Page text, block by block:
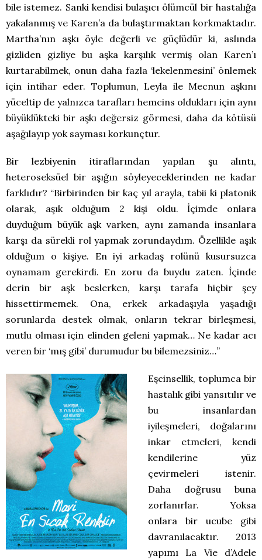
bile istemez. Sanki kendisi bulaşıcı ölümcül bir hastalığa
yakalanmış ve Karen’a da bulaştırmaktan korkmaktadır.
Martha’nın aşkı öyle değerli ve güçlüdür ki, aslında
gizliden gizliye bu aşka karşılık vermiş olan Karen’ı
kurtarabilmek, onun daha fazla ‘lekelenmesini’ önlemek
için intihar eder. Toplumun, Leyla ile Mecnun aşkını
yüceltip de yalnızca tarafları hemcins oldukları için aynı
büyüklükteki bir aşkı değersiz görmesi, daha da kötüsü
aşağılayıp yok sayması korkunçtur.
Bir lezbiyenin itiraflarından yapılan şu alıntı,
heteroseksüel bir aşığın söyleyeceklerinden ne kadar
farklıdır? “Birbirinden bir kaç yıl arayla, tabii ki platonik
olarak, aşık olduğum 2 kişi oldu. İçimde onlara
duyduğum büyük aşk varken, aynı zamanda insanlara
karşı da sürekli rol yapmak zorundaydım. Özellikle aşık
olduğum o kişiye. En iyi arkadaş rolünü kusursuzca
oynamam gerekirdi. En zoru da buydu zaten. İçinde
derin bir aşk beslerken, karşı tarafa hiçbir şey
hissettirmemek. Ona, erkek arkadaşıyla yaşadığı
sorunlarda destek olmak, onların tekrar birleşmesi,
mutlu olması için elinden geleni yapmak… Ne kadar acı
veren bir ‘mış gibi’ durumudur bu bilemezsiniz…”
Eşcinsellik, toplumca bir
hastalık gibi yansıtılır ve
bu insanlardan
iyileşmeleri, doğalarını
inkar etmeleri, kendi
kendilerine yüz
çevirmeleri istenir.
Daha doğrusu buna
zorlanırlar. Yoksa
onlara bir ucube gibi
davranılacaktır. 2013
yapımı La Vie d’Adele